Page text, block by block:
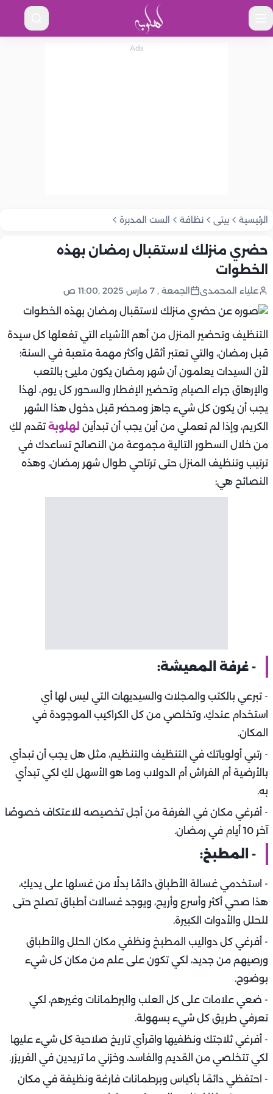
الرئيسية بيتى نظافة الست المدبرة
حضري منزلك لاستقبال رمضان بهذه
الخطوات
علياء المحمدى الجمعة , 7 مارس 2025 ,11:00 ص
التنظيف وتحضير المنزل من أهم الأشياء التي تفعلها كل سيدة
قبل رمضان، والتي تعتبر أثقل وأكثر مهمة متعبة في السنة؛
لأن السيدات يعلمون أن شهر رمضان يكون مليئ بالتعب
والإرهاق جراء الصيام وتحضير الإفطار والسحور كل يوم، لهذا
يجب أن يكون كل شيء جاهز ومحضر قبل دخول هذا الشهر
الكريم، وإذا لم تعملي من أين يجب أن تبدأين لهلوبة تقدم لكِ
من خلال السطور التالية مجموعة من النصائح تساعدك في
ترتيب وتنظيف المنزل حتى ترتاحي طوال شهر رمضان، وهذه
النصائح هي:
- غرفة المعيشة:
- تبرعي بالكتب والمجلات والسيديهات التي ليس لها أي
استخدام عندكِ، وتخلصي من كل الكراكيب الموجودة في
المكان.
- رتبي أولوياتك في التنظيف والتنظيم، مثل هل يجب أن تبدأي
بالأرضية أم الفراش أم الدولاب وما هو الأسهل لكِ لكي تبدأي
به.
- أفرغي مكان في الغرفة من أجل تخصيصه للاعتكاف خصوصًا
آخر 10 أيام في رمضان.
- المطبخ:
- استخدمي غسالة الأطباق دائمًا بدلًا من غسلها على يديكِ،
هذا صحي أكثر وأسرع وأريح، ويوجد غسالات أطباق تصلح حتى
للحلل والأدوات الكبيرة.
- أفرغي كل دواليب المطبخ ونظفي مكان الحلل والأطباق
ورصيهم من جديد، لكي تكون على علم من مكان كل شيء
بوضوح.
- ضعي علامات على كل العلب والبرطمانات وغيرهم، لكي
تعرفي طريق كل شيء بسهولة.
- أفرغي ثلاجتك ونظفيها واقرأي تاريخ صلاحية كل شيء عليها
لكي تتخلصي من القديم والفاسد، وخزني ما تريدين في الفريزر.
- احتفظي دائمًا بأكياس وبرطمانات فارغة ونظيفة في مكان